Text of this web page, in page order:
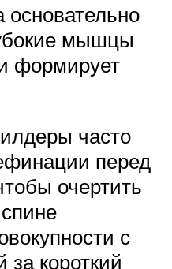
мышцы
формирует
часто
перед
очертить
с
за короткий